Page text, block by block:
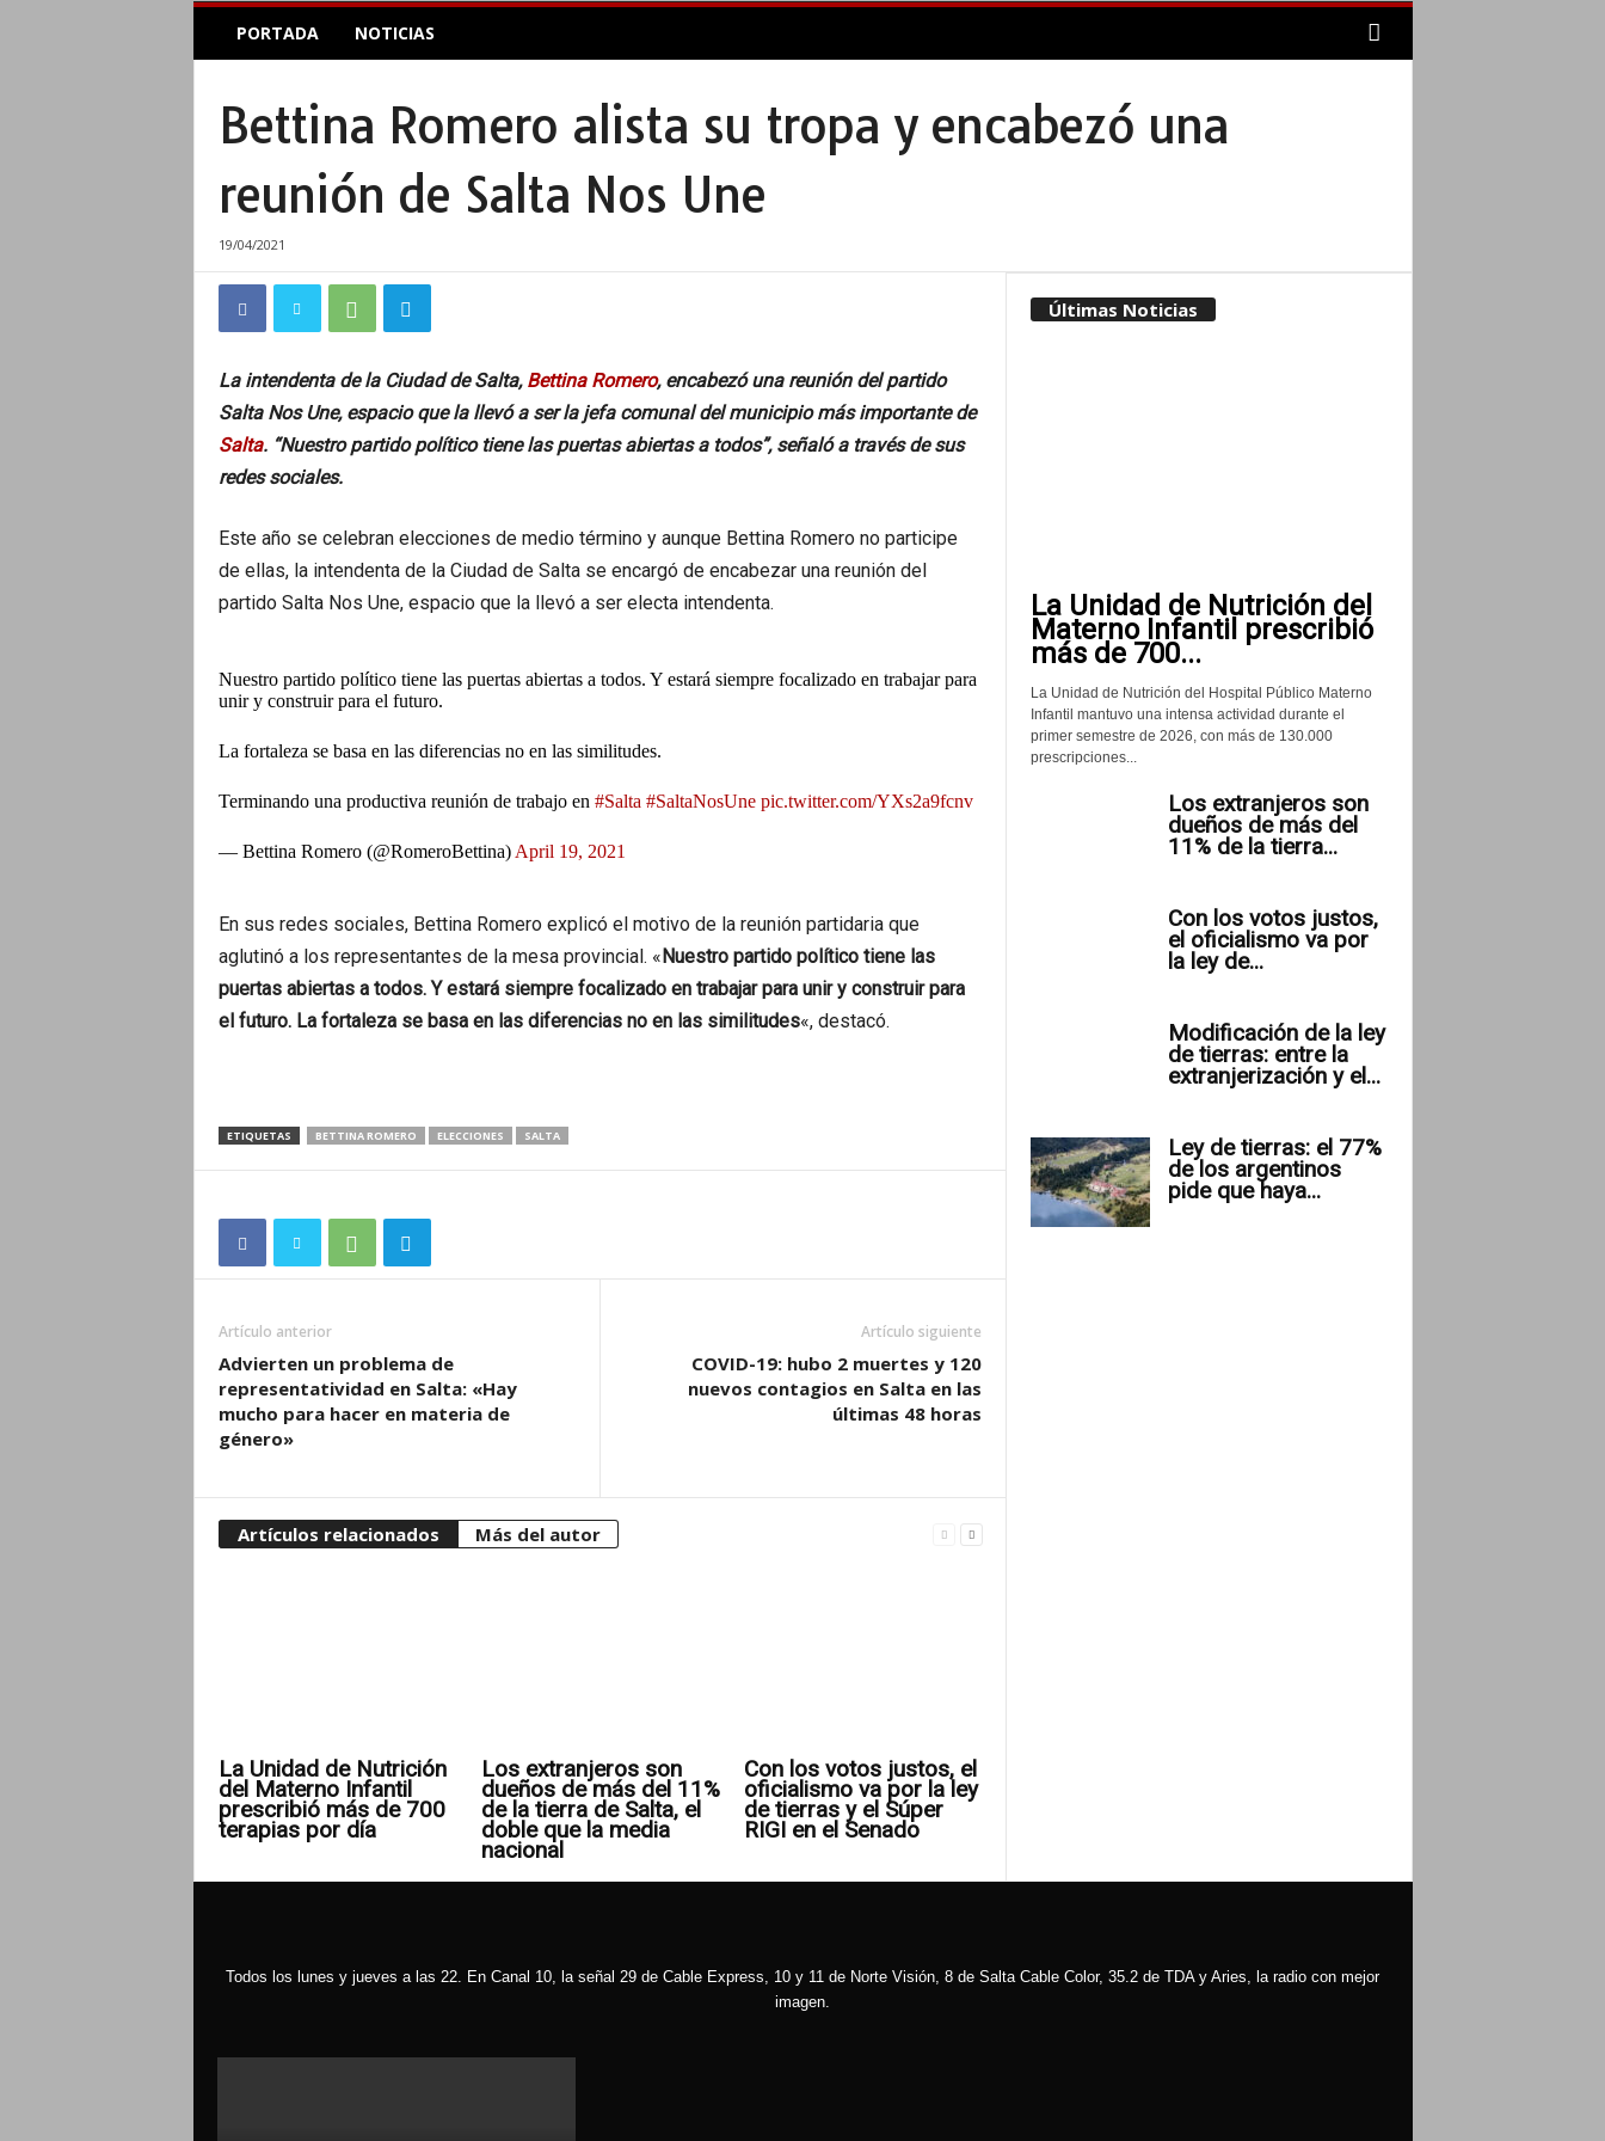
E
A
PORTADA NOTICIAS
Bettina Romero alista su tropa y encabezó una
reunión de Salta Nos Une
19/04/2021
La intendenta de la Ciudad de Salta, Bettina Romero, encabezó una reunión del partido
Salta Nos Une, espacio que la llevó a ser la jefa comunal del municipio más importante de
Salta. “Nuestro partido político tiene las puertas abiertas a todos”, señaló a través de sus
redes sociales.
Este año se celebran elecciones de medio término y aunque Bettina Romero no participe
de ellas, la intendenta de la Ciudad de Salta se encargó de encabezar una reunión del
partido Salta Nos Une, espacio que la llevó a ser electa intendenta.
Nuestro partido político tiene las puertas abiertas a todos. Y estará siempre focalizado en trabajar para
unir y construir para el futuro.
La fortaleza se basa en las diferencias no en las similitudes.
Terminando una productiva reunión de trabajo en #Salta #SaltaNosUne pic.twitter.com/YXs2a9fcnv
— Bettina Romero (@RomeroBettina) April 19, 2021
En sus redes sociales, Bettina Romero explicó el motivo de la reunión partidaria que
aglutinó a los representantes de la mesa provincial. «Nuestro partido político tiene las
puertas abiertas a todos. Y estará siempre focalizado en trabajar para unir y construir para
el futuro. La fortaleza se basa en las diferencias no en las similitudes«, destacó.
ETIQUETAS BETTINA ROMERO ELECCIONES SALTA
Artículo anterior
Advierten un problema de
representatividad en Salta: «Hay
mucho para hacer en materia de
género»
Artículo siguiente
COVID-19: hubo 2 muertes y 120
nuevos contagios en Salta en las
últimas 48 horas
Artículos relacionados Más del autor
La Unidad de Nutrición
del Materno Infantil
prescribió más de 700
terapias por día
Los extranjeros son
dueños de más del 11%
de la tierra de Salta, el
doble que la media
nacional
Con los votos justos, el
oficialismo va por la ley
de tierras y el Súper
RIGI en el Senado
Últimas Noticias
La Unidad de Nutrición del
Materno Infantil prescribió
más de 700...
La Unidad de Nutrición del Hospital Público Materno
Infantil mantuvo una intensa actividad durante el
primer semestre de 2026, con más de 130.000
prescripciones...
Los extranjeros son
dueños de más del
11% de la tierra...
Con los votos justos,
el oficialismo va por
la ley de...
Modificación de la ley
de tierras: entre la
extranjerización y el...
Ley de tierras: el 77%
de los argentinos
pide que haya...
Todos los lunes y jueves a las 22. En Canal 10, la señal 29 de Cable Express, 10 y 11 de Norte Visión, 8 de Salta Cable Color, 35.2 de TDA y Aries, la radio con mejor
imagen.